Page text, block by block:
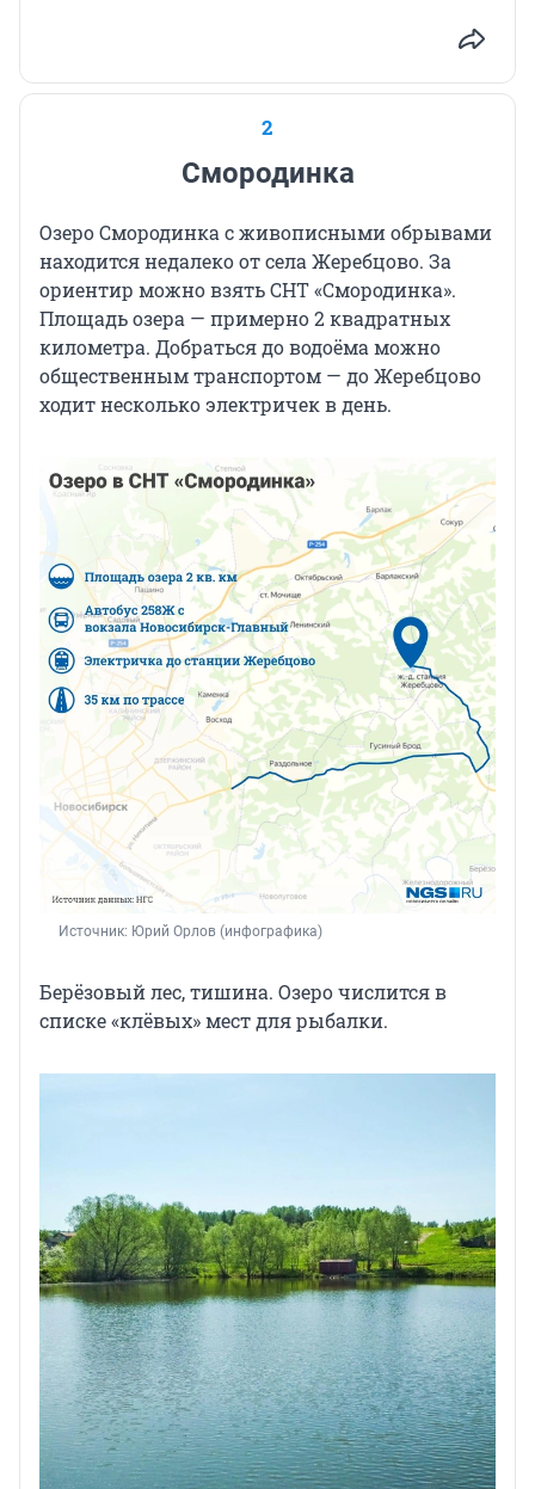
2
Смородинка
Озеро Смородинка с живописными обрывами
находится недалеко от села Жеребцово. За
ориентир можно взять СНТ «Смородинка».
Площадь озера — примерно 2 квадратных
километра. Добраться до водоёма можно
общественным транспортом — до Жеребцово
ходит несколько электричек в день.
Источник: Юрий Орлов (инфографика)
Берёзовый лес, тишина. Озеро числится в
списке «клёвых» мест для рыбалки.